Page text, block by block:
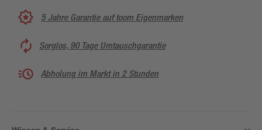
5 Jahre Garantie auf toom Eigenmarken
Sorglos, 90 Tage Umtauschgarantie
Abholung im Markt in 2 Stunden